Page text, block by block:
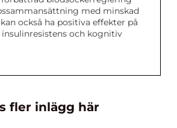
med minskad
också ha positiva effekter på
och kognitiv
fler inlägg här